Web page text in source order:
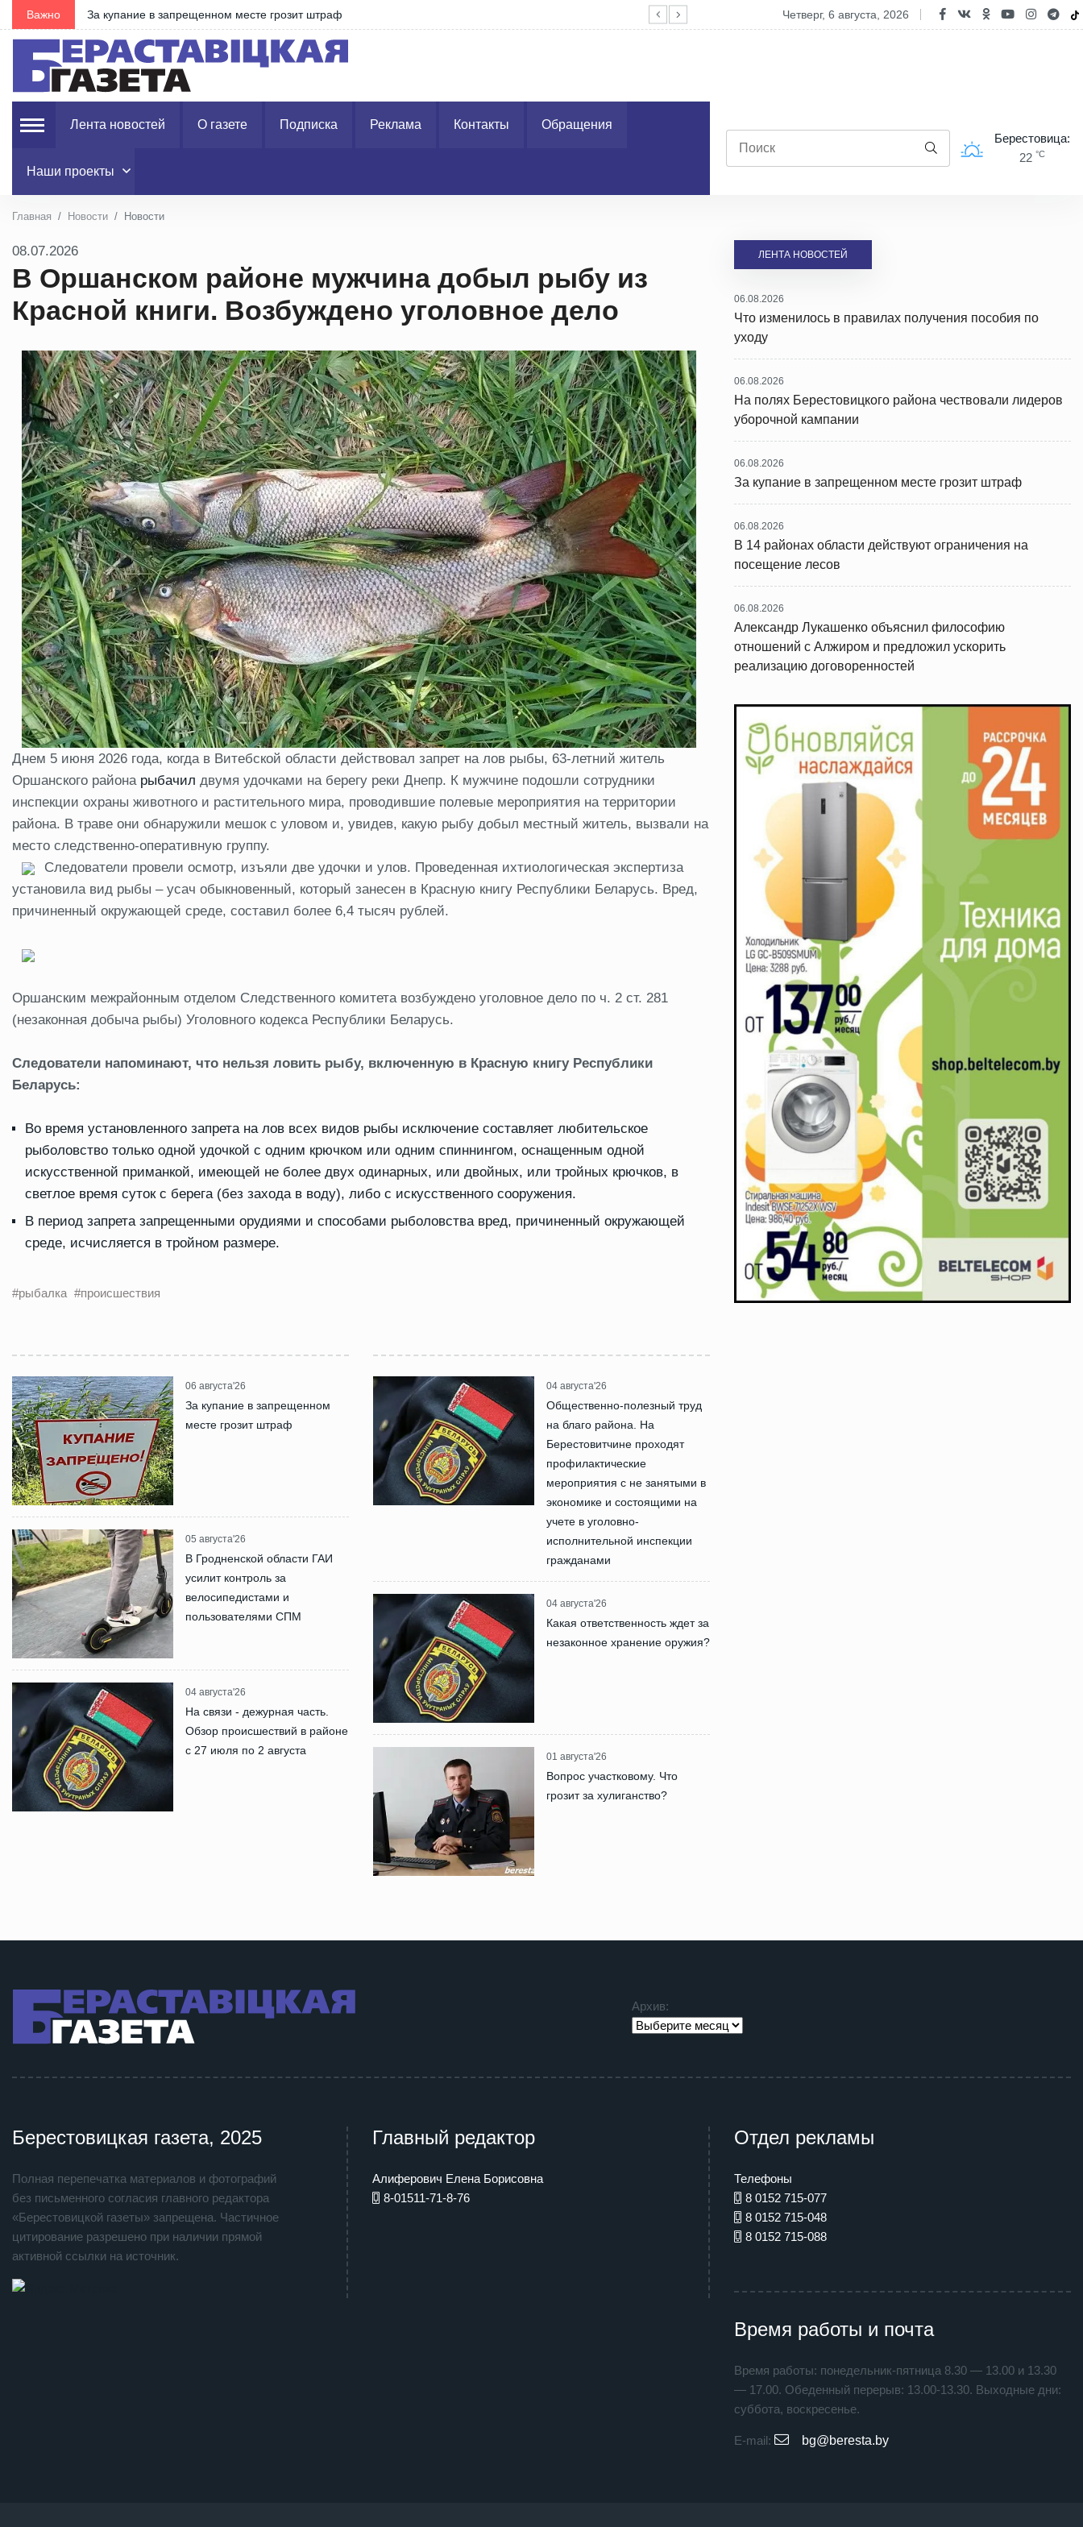
Важно За купание в запрещенном месте грозит штраф В 14 районах области действуют ограничения на посещение лесов
четверг, 6 августа, 2026
Лента новостей О газете Подписка Реклама Контакты Обращения
Наши проекты
Берестовица:
22 °C
Главная Новости Новости
08.07.2026
В Оршанском районе мужчина добыл рыбу из
Красной книги. Возбуждено уголовное дело
Днем 5 июня 2026 года, когда в Витебской области действовал запрет на лов рыбы, 63-летний житель
Оршанского района рыбачил двумя удочками на берегу реки Днепр. К мужчине подошли сотрудники
инспекции охраны животного и растительного мира, проводившие полевые мероприятия на территории
района. В траве они обнаружили мешок с уловом и, увидев, какую рыбу добыл местный житель, вызвали на
место следственно-оперативную группу.
Следователи провели осмотр, изъяли две удочки и улов. Проведенная ихтиологическая экспертиза
установила вид рыбы – усач обыкновенный, который занесен в Красную книгу Республики Беларусь. Вред,
причиненный окружающей среде, составил более 6,4 тысяч рублей.
Оршанским межрайонным отделом Следственного комитета возбуждено уголовное дело по ч. 2 ст. 281
(незаконная добыча рыбы) Уголовного кодекса Республики Беларусь.
Следователи напоминают, что нельзя ловить рыбу, включенную в Красную книгу Республики
Беларусь:
Во время установленного запрета на лов всех видов рыбы исключение составляет любительское
рыболовство только одной удочкой с одним крючком или одним спиннингом, оснащенным одной
искусственной приманкой, имеющей не более двух одинарных, или двойных, или тройных крючков, в
светлое время суток с берега (без захода в воду), либо с искусственного сооружения.
В период запрета запрещенными орудиями и способами рыболовства вред, причиненный окружающей
среде, исчисляется в тройном размере.
#рыбалка #происшествия
06 августа'26
За купание в запрещенном
месте грозит штраф
05 августа'26
В Гродненской области ГАИ
усилит контроль за
велосипедистами и
пользователями СПМ
04 августа'26
На связи - дежурная часть.
Обзор происшествий в районе
с 27 июля по 2 августа
04 августа'26
Общественно-полезный труд
на благо района. На
Берестовитчине проходят
профилактические
мероприятия с не занятыми в
экономике и состоящими на
учете в уголовно-
исполнительной инспекции
гражданами
04 августа'26
Какая ответственность ждет за
незаконное хранение оружия?
01 августа'26
Вопрос участковому. Что
грозит за хулиганство?
ЛЕНТА НОВОСТЕЙ
06.08.2026
Что изменилось в правилах получения пособия по
уходу
06.08.2026
На полях Берестовицкого района чествовали лидеров
уборочной кампании
06.08.2026
За купание в запрещенном месте грозит штраф
06.08.2026
В 14 районах области действуют ограничения на
посещение лесов
06.08.2026
Александр Лукашенко объяснил философию
отношений с Алжиром и предложил ускорить
реализацию договоренностей
Архив:
Берестовицкая газета, 2025
Полная перепечатка материалов и фотографий
без письменного согласия главного редактора
«Берестовицкой газеты» запрещена. Частичное
цитирование разрешено при наличии прямой
активной ссылки на источник.
Главный редактор
Алиферович Елена Борисовна
8-01511-71-8-76
Отдел рекламы
Телефоны
8 0152 715-077
8 0152 715-048
8 0152 715-088
Время работы и почта
Время работы: понедельник-пятница 8.30 — 13.00 и 13.30
— 17.00. Обеденный перерыв: 13.00-13.30. Выходные дни:
суббота, воскресенье.
E-mail: bg@beresta.by